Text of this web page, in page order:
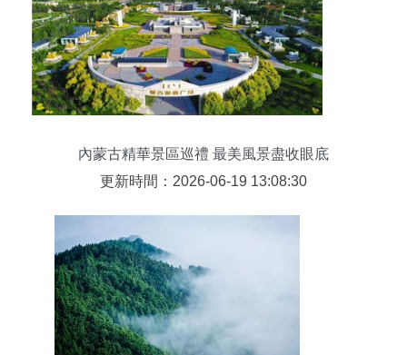
內蒙古精華景區巡禮 最美風景盡收眼底
更新時間：2026-06-19 13:08:30